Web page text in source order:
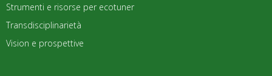
Strumenti e risorse per ecotuner
Transdisciplinarietà
Vision e prospettive